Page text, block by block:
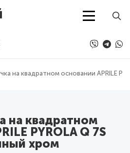
содержанию
на квадратном основании APRILE
на квадратном
PYROLA Q 7S
хром